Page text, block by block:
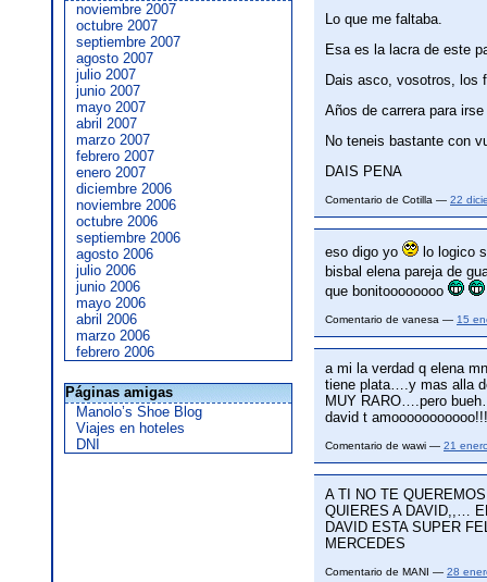
noviembre 2007
octubre 2007
septiembre 2007
agosto 2007
julio 2007
junio 2007
mayo 2007
abril 2007
marzo 2007
febrero 2007
enero 2007
diciembre 2006
noviembre 2006
octubre 2006
septiembre 2006
agosto 2006
julio 2006
junio 2006
mayo 2006
abril 2006
marzo 2006
febrero 2006
Páginas amigas
Manolo’s Shoe Blog
Viajes en hoteles
DNI
Lo que me faltaba.
Esa es la lacra de este
Dais asco, vosotros, los
Años de carrera para
No teneis bastante con
DAIS PENA
Comentario de Cotilla — 22
eso digo yo
lo logico
bisbal elena pareja de
que bonitoooooooo
Comentario de vanesa — 15
a mi la verdad q elena
tiene plata….y mas alla
MUY RARO….pero
david t
Comentario de wawi — 21
A TI NO TE
QUIERES A DAVID,,…
DAVID ESTA SUPER
MERCEDES
Comentario de MANI — 28